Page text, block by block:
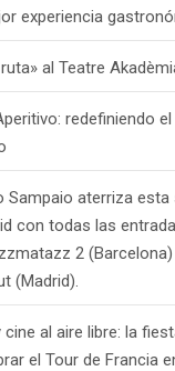
experiencia
al Teatre
redefiniendo
Sampaio aterriza esta
con todas las
2
(Madrid).
al aire libre: la
el Tour de Francia